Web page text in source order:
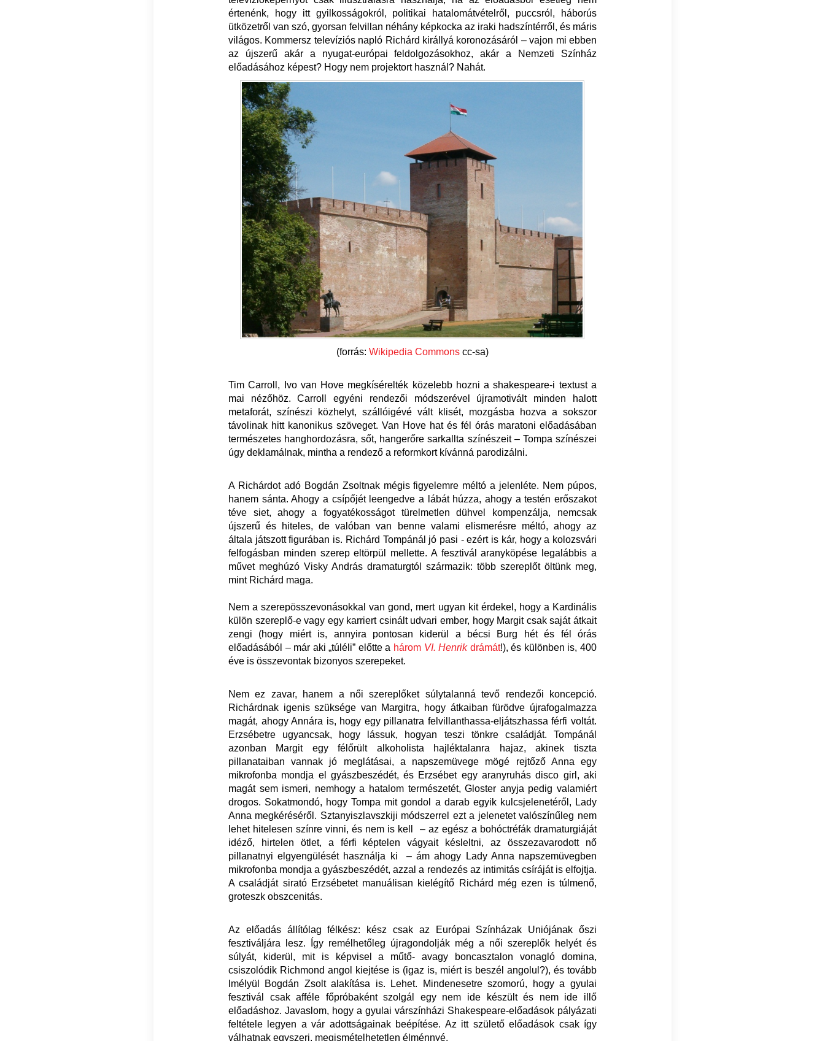
értenénk, hogy itt gyilkosságokról, politikai hatalomátvételről, puccsról, háborús
ütközetről van szó, gyorsan felvillan néhány képkocka az iraki hadszíntérről, és máris
világos. Kommersz televíziós napló Richárd királlyá koronozásáról – vajon mi ebben
az újszerű akár a nyugat-európai feldolgozásokhoz, akár a Nemzeti Színház
előadásához képest? Hogy nem projektort használ? Nahát.
(forrás: Wikipedia Commonscc-sa)
Tim Carroll, Ivo van Hove megkísérelték közelebb hozni a shakespeare-i textust a
mai nézőhöz. Carroll egyéni rendezői módszerével újramotivált minden halott
metaforát, színészi közhelyt, szállóigévé vált klisét, mozgásba hozva a sokszor
távolinak hitt kanonikus szöveget. Van Hove hat és fél órás maratoni előadásában
természetes hanghordozásra, sőt, hangerőre sarkallta színészeit – Tompa színészei
úgy deklamálnak, mintha a rendező a reformkort kívánná parodizálni.
A Richárdot adó Bogdán Zsoltnak mégis figyelemre méltó a jelenléte. Nem púpos,
hanem sánta. Ahogy a csípőjét leengedve a lábát húzza, ahogy a testén erőszakot
téve siet, ahogy a fogyatékosságot türelmetlen dühvel kompenzálja, nemcsak
újszerű és hiteles, de valóban van benne valami elismerésre méltó, ahogy az
általa játszott figurában is. Richárd Tompánál jó pasi - ezért is kár, hogy a kolozsvári
felfogásban minden szerep eltörpül mellette. A fesztivál aranyköpése legalábbis a
művet meghúzó Visky András dramaturgtól származik: több szereplőt öltünk meg,
mint Richárd maga.
Nem a szerepösszevonásokkal van gond, mert ugyan kit érdekel, hogy a Kardinális
külön szereplő-e vagy egy karriert csinált udvari ember, hogy Margit csak saját átkait
zengi (hogy miért is, annyira pontosan kiderül a bécsi Burg hét és fél órás
előadásából – már aki „túléli” előtte a három VI. Henrik drámát!), és különben is, 400
éve is összevontak bizonyos szerepeket.
Nem ez zavar, hanem a női szereplőket súlytalanná tevő rendezői koncepció.
Richárdnak igenis szüksége van Margitra, hogy átkaiban fürödve újrafogalmazza
magát, ahogy Annára is, hogy egy pillanatra felvillanthassa-eljátszhassa férfi voltát.
Erzsébetre ugyancsak, hogy lássuk, hogyan teszi tönkre családját. Tompánál
azonban Margit egy félőrült alkoholista hajléktalanra hajaz, akinek tiszta
pillanataiban vannak jó meglátásai, a napszemüvege mögé rejtőző Anna egy
mikrofonba mondja el gyászbeszédét, és Erzsébet egy aranyruhás disco girl, aki
magát sem ismeri, nemhogy a hatalom természetét, Gloster anyja pedig valamiért
drogos. Sokatmondó, hogy Tompa mit gondol a darab egyik kulcsjelenetéről, Lady
Anna megkéréséről. Sztanyiszlavszkiji módszerrel ezt a jelenetet valószínűleg nem
lehet hitelesen színre vinni, és nem is kell – az egész a bohóctréfák dramaturgiáját
idéző, hirtelen ötlet, a férfi képtelen vágyait késleltni, az összezavarodott nő
pillanatnyi elgyengülését használja ki – ám ahogy Lady Anna napszemüvegben
mikrofonba mondja a gyászbeszédét, azzal a rendezés az intimitás csíráját is elfojtja.
A családját sirató Erzsébetet manuálisan kielégítő Richárd még ezen is túlmenő,
groteszk obszcenitás.
Az előadás állítólag félkész: kész csak az Európai Színházak Uniójának őszi
fesztiváljára lesz. Így remélhetőleg újragondolják még a női szereplők helyét és
súlyát, kiderül, mit is képvisel a műtő- avagy boncasztalon vonagló domina,
csiszolódik Richmond angol kiejtése is (igaz is, miért is beszél angolul?), és tovább
lmélyül Bogdán Zsolt alakítása is. Lehet. Mindenesetre szomorú, hogy a gyulai
fesztivál csak afféle főpróbaként szolgál egy nem ide készült és nem ide illő
előadáshoz. Javaslom, hogy a gyulai várszínházi Shakespeare-előadások pályázati
feltétele legyen a vár adottságainak beépítése. Az itt születő előadások csak így
válhatnak egyszeri, megismételhetetlen élménnyé.